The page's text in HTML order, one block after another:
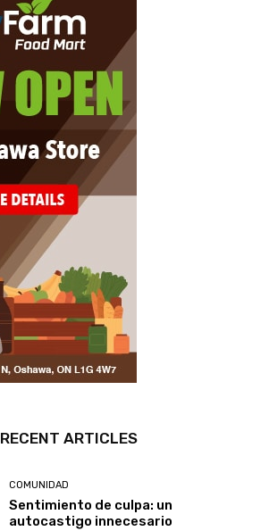
RECENT ARTICLES
COMUNIDAD
Sentimiento de culpa: un
autocastigo innecesario